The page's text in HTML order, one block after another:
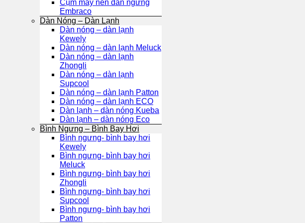
Cụm máy nén dàn ngưng
Embraco
Dàn Nóng – Dàn Lạnh
Dàn nóng – dàn lạnh
Kewely
Dàn nóng – dàn lạnh Meluck
Dàn nóng – dàn lạnh
Zhongli
Dàn nóng – dàn lạnh
Supcool
Dàn nóng – dàn lạnh Patton
Dàn nóng – dàn lạnh ECO
Dàn lạnh – dàn nóng Kueba
Dàn lạnh – dàn nóng Eco
Bình Ngưng – Bình Bay Hơi
Bình ngưng- bình bay hơi
Kewely
Bình ngưng- bình bay hơi
Meluck
Bình ngưng- bình bay hơi
Zhongli
Bình ngưng- bình bay hơi
Supcool
Bình ngưng- bình bay hơi
Patton